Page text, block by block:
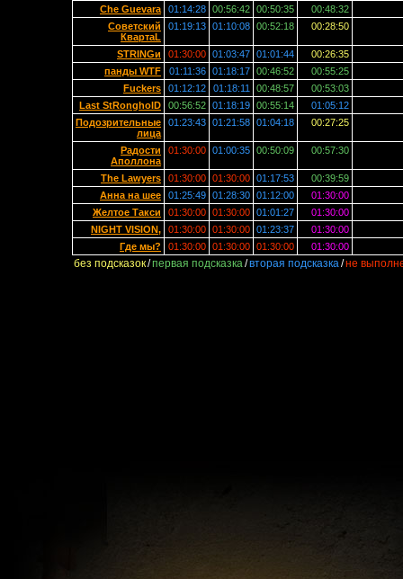
Che Guevara
01:14:28 00:56:42 00:50:35
00:48:32
Советский
КвартаL
01:19:13 01:10:08 00:52:18 00:28:50
STRINGи 01:30:00 01:03:47 01:01:44
00:26:35
панды WTF
01:11:36 01:18:17 00:46:52
00:55:25
Fuckers
01:12:12 01:18:11 00:48:57
00:53:03
Last StRongholD
00:56:52 01:18:19 00:55:14
01:05:12
Подозрительные
лица
01:23:43 01:21:58 01:04:18 00:27:25
Радости
Аполлона
01:30:00 01:00:35 00:50:09 00:57:30
The Lawyers 01:30:00 01:30:00 01:17:53
00:39:59
Анна на шее
01:25:49 01:28:30 01:12:00
01:30:00
Желтое Такси
01:30:00 01:30:00 01:01:27
01:30:00
NIGHT VISION,
01:30:00 01:30:00 01:23:37
01:30:00
Где мы?
01:30:00 01:30:00 01:30:00 01:30:00
без подсказок/первая подсказка/вторая подсказка/не